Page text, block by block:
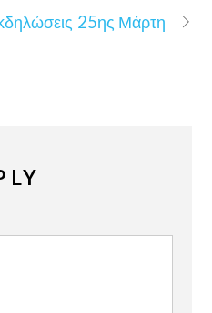
25ης Μάρτη